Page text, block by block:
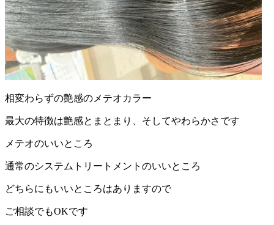
相変わらずの艶感のメテオカラー
最大の特徴は艶感とまとまり、そしてやわらかさです
メテオのいいところ
通常のシステムトリートメントのいいところ
どちらにもいいところはありますので
ご相談でもOKです